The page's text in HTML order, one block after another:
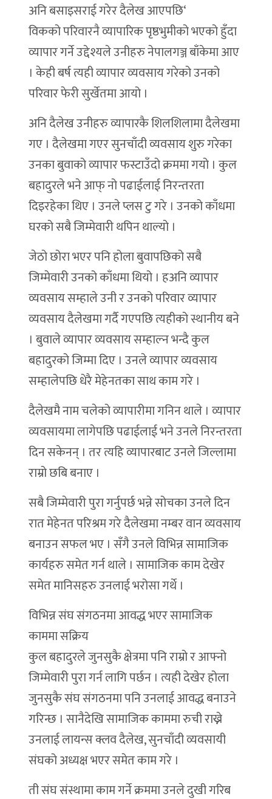
अनि बसाइसराई गरेर दैलेख आएपछि‘
विकको परिवारनै व्यापारिक पृष्ठभुमीको भएको हुँदा
व्यापार गर्ने उद्देश्यले उनीहरु नेपालगञ्ज बाँकेमा आए
। केही बर्ष त्यही व्यापार व्यवसाय गरेको उनको
परिवार फेरी सुर्खेतमा आयो ।
अनि दैलेख उनीहरु व्यापारकै शिलशिलामा दैलेखमा
गए । दैलेखमा गएर सुनचाँदी व्यवसाय शुरु गरेका
उनका बुवाको व्यापार फस्टाउँदो क्रममा गयो । कुल
बहादुरले भने आफ् नो पढाईलाई निरन्तरता
दिइरहेका थिए । उनले प्लस टु गरे । उनको काँधमा
घरको सबै जिम्मेवारी थपिन थाल्यो ।
जेठो छोरा भएर पनि होला बुवापछिको सबै
जिम्मेवारी उनको काँधमा थियो । हअनि व्यापार
व्यवसाय सम्हाले उनी र उनको परिवार व्यापार
व्यवसाय दैलेखमा गर्दै गएपछि त्यहीको स्थानीय बने
। बुवाले व्यापार व्यवसाय सम्हाल्न भन्दै कुल
बहादुरको जिम्मा दिए । उनले व्यापार व्यवसाय
सम्हालेपछि धेरै मेहेनतका साथ काम गरे ।
दैलेखमै नाम चलेको व्यापारीमा गनिन थाले । व्यापार
व्यवसायमा लागेपछि पढाईलाई भने उनले निरन्तरता
दिन सकेनन् । तर त्यहि व्यापारबाट उनले जिल्लामा
राम्रो छबि बनाए ।
सबै जिम्मेवारी पुरा गर्नुपर्छ भन्ने सोचका उनले दिन
रात मेहेनत परिश्रम गरे दैलेखमा नम्बर वान व्यवसाय
बनाउन सफल भए । सँगै उनले विभिन्न सामाजिक
कार्यहरु समेत गर्न थाले । सामाजिक काम देखेर
समेत मानिसहरु उनलाई भरोसा गर्थे ।
विभिन्न संघ संगठनमा आवद्ध भएर सामाजिक
काममा सक्रिय
कुल बहादुरले जुनसुकै क्षेत्रमा पनि राम्रो र आफ्नो
जिम्मेवारी पुरा गर्न लागि पर्छन । त्यही देखेर होला
जुनसुकै संघ संगठनमा पनि उनलाई आवद्ध बनाउने
गरिन्छ । सानैदेखि सामाजिक काममा रुची राख्ने
उनलाई लायन्स क्लव दैलेख, सुनचाँदी व्यवसायी
संघको अध्यक्ष भएर समेत काम गरे ।
ती संघ संस्थामा काम गर्ने क्रममा उनले दुखी गरिब